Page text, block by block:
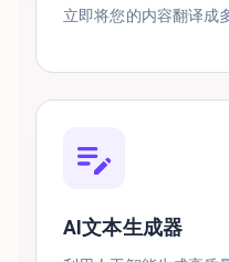
立即将您的内容翻译成
AI文本生成器